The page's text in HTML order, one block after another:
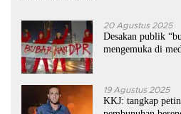
20 Agustus 2025
Desakan publik
mengemuka di
19 Agustus 2025
KKJ: tangkap